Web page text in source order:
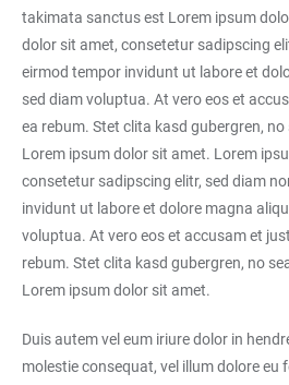
takimata sanctus est Lorem ipsum
dolor sit amet, consetetur sadipscing
eirmod tempor invidunt ut labore et
sed diam voluptua. At vero eos et
ea rebum. Stet clita kasd gubergren,
Lorem ipsum dolor sit amet. Lorem
consetetur sadipscing elitr, sed diam
invidunt ut labore et dolore magna
voluptua. At vero eos et accusam et
rebum. Stet clita kasd gubergren, no
Lorem ipsum dolor sit amet.
Duis autem vel eum iriure dolor in
molestie consequat, vel illum dolore eu